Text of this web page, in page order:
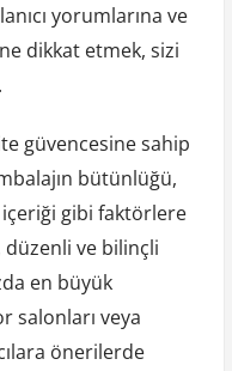
yorumlarına ve
dikkat etmek, sizi
güvencesine sahip
bütünlüğü,
gibi faktörlere
düzenli ve bilinçli
en büyük
salonları veya
önerilerde